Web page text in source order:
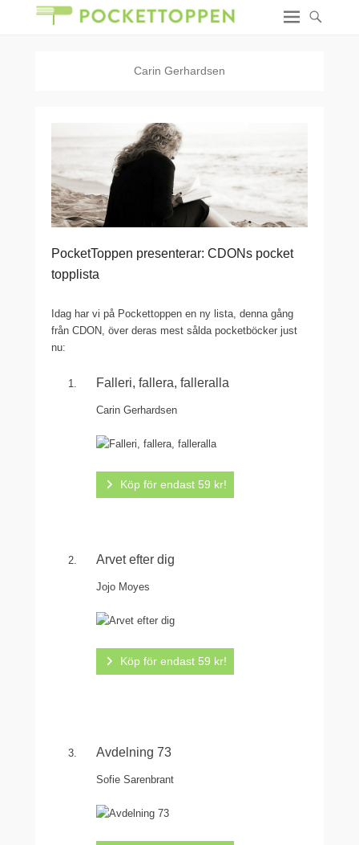
Carin Gerhardsen
PocketToppen presenterar: CDONs pocket
topplista
Idag har vi på Pockettoppen en ny lista, denna gång
från CDON, över deras mest sålda pocketböcker just
nu:
Falleri, fallera, falleralla
Carin Gerhardsen
Köp för endast 59 kr!
Arvet efter dig
Jojo Moyes
Köp för endast 59 kr!
Avdelning 73
Sofie Sarenbrant